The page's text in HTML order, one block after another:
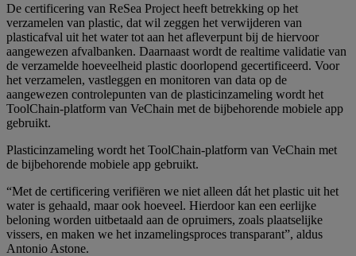
De certificering van ReSea Project heeft betrekking op het
verzamelen van plastic, dat wil zeggen het verwijderen van
plasticafval uit het water tot aan het afleverpunt bij de hiervoor
aangewezen afvalbanken. Daarnaast wordt de realtime validatie van
de verzamelde hoeveelheid plastic doorlopend gecertificeerd. Voor
het verzamelen, vastleggen en monitoren van data op de
aangewezen controlepunten van de plasticinzameling wordt het
ToolChain-platform van VeChain met de bijbehorende mobiele app
gebruikt.
Plasticinzameling wordt het ToolChain-platform van VeChain met
de bijbehorende mobiele app gebruikt.
“Met de certificering verifiëren we niet alleen dát het plastic uit het
water is gehaald, maar ook hoeveel. Hierdoor kan een eerlijke
beloning worden uitbetaald aan de opruimers, zoals plaatselijke
vissers, en maken we het inzamelingsproces transparant”, aldus
Antonio Astone.